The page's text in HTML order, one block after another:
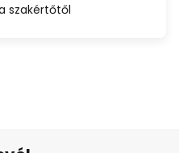
szakértőtől